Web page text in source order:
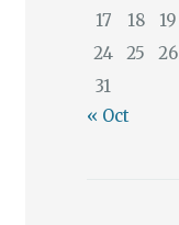
17
18 19
24
25 26
31
« Oct